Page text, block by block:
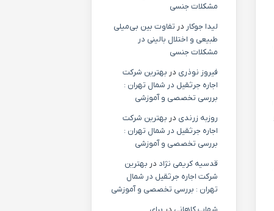
مشکلات جنسی
لیدا جوکار در تفاوت بین بی‌میلی
طبیعی و اختلال بالینی در
مشکلات جنسی
فیروز نوذری در بهترین شرکت
اجاره جرثقیل در شمال تهران :
بررسی تخصصی و آموزشی
روزبه زرندی در بهترین شرکت
اجاره جرثقیل در شمال تهران :
بررسی تخصصی و آموزشی
قدسیه کریمی نژاد در بهترین
شرکت اجاره جرثقیل در شمال
تهران : بررسی تخصصی و آموزشی